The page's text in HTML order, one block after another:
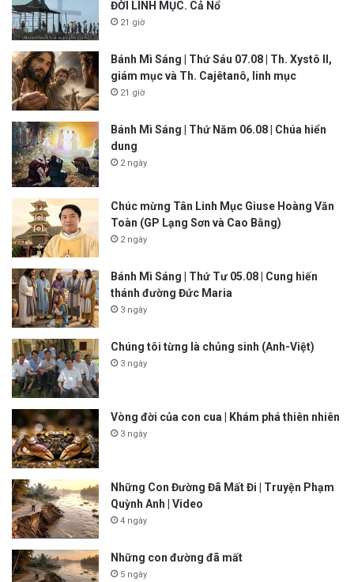
ĐỜI LINH MỤC. Cả Nổ
21 giờ
Bánh Mì Sáng | Thứ Sáu 07.08 | Th. Xystô II,
giám mục và Th. Cajêtanô, linh mục
21 giờ
Bánh Mì Sáng | Thứ Năm 06.08 | Chúa hiển
dung
2 ngày
Chúc mừng Tân Linh Mục Giuse Hoàng Văn
Toàn (GP Lạng Sơn và Cao Bằng)
2 ngày
Bánh Mì Sáng | Thứ Tư 05.08 | Cung hiến
thánh đường Đức Maria
3 ngày
Chúng tôi từng là chủng sinh (Anh-Việt)
3 ngày
Vòng đời của con cua | Khám phá thiên nhiên
3 ngày
Những Con Đường Đã Mất Đi | Truyện Phạm
Quỳnh Anh | Video
4 ngày
Những con đường đã mất
5 ngày